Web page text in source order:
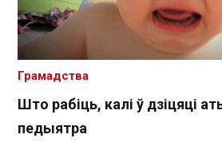
Што рабіць, калі ў дзіцяці
педыятра
Грамадства